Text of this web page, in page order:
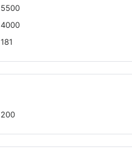
5500
4000
181
200